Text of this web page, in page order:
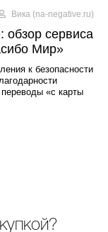
Вика (na-negative.ru)
сервиса
Мир»
к безопасности
«с карты